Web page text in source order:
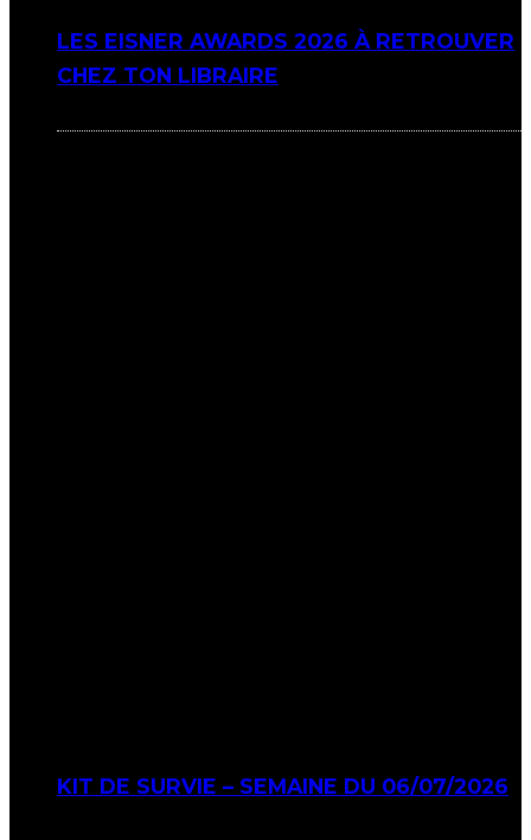
LES EISNER AWARDS 2026 À RETROUVER
CHEZ TON LIBRAIRE
KIT DE SURVIE – SEMAINE DU 06/07/2026